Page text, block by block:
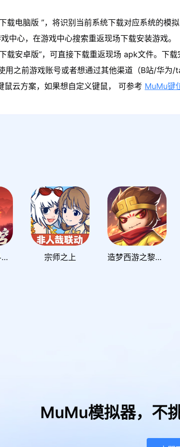
电脑版 ”，将识别当前系统下载对应系统的模
中心，在游戏中心搜索重返现场下载安装游戏。
安卓版”，可直接下载重返现场 apk文件。下载
用之前游戏账号或者想通过其他渠道（B站/华为
鼠云方案，如果想自定义键鼠， 可参考 MuMu键
斗破苍穹：斗帝之路 宗师之上 造梦西游之黎尤浩劫篇
MuMu模拟器， 不